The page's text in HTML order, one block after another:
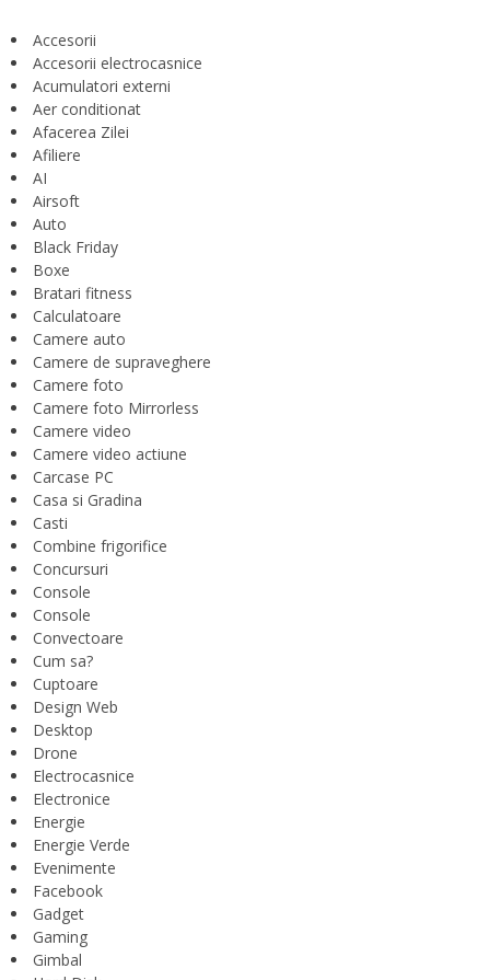
Accesorii
Accesorii electrocasnice
Acumulatori externi
Aer conditionat
Afacerea Zilei
Afiliere
AI
Airsoft
Auto
Black Friday
Boxe
Bratari fitness
Calculatoare
Camere auto
Camere de supraveghere
Camere foto
Camere foto Mirrorless
Camere video
Camere video actiune
Carcase PC
Casa si Gradina
Casti
Combine frigorifice
Concursuri
Console
Console
Convectoare
Cum sa?
Cuptoare
Design Web
Desktop
Drone
Electrocasnice
Electronice
Energie
Energie Verde
Evenimente
Facebook
Gadget
Gaming
Gimbal